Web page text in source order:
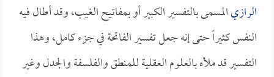
الرازيالمسمى بالتفسير الكبير أو بمفاتيح الغيب، وقد أطال فيه
النفس كثيراً حتى إنه جعل تفسير الفاتحة في جزء كامل، وهذا
التفسير قد ملأه بالعلوم العقلية للمنطق والفلسفة والجدل وغير